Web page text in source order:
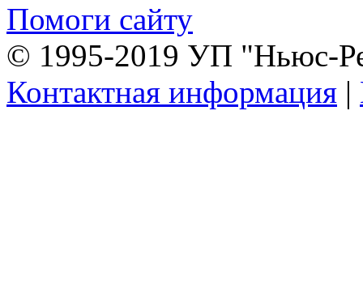
Помоги сайту
© 1995-2019 УП "Ньюс-
Контактная информация |